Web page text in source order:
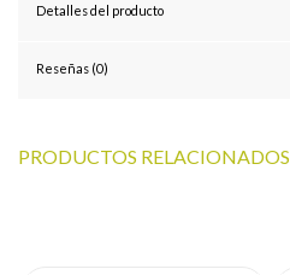
Detalles del producto
Reseñas (0)
PRODUCTOS RELACIONADOS